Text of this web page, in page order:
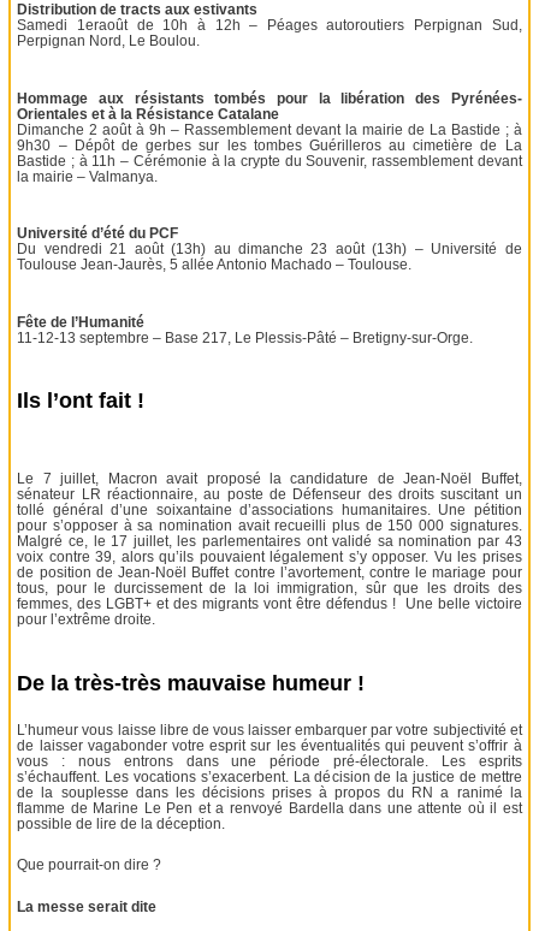
Distribution de tracts aux estivants
Samedi 1eraoût de 10h à 12h – Péages autoroutiers Perpignan Sud,
Perpignan Nord, Le Boulou.
Hommage aux résistants tombés pour la libération des Pyrénées-
Orientales et à la Résistance Catalane
Dimanche 2 août à 9h – Rassemblement devant la mairie de La Bastide ; à
9h30 – Dépôt de gerbes sur les tombes Guérilleros au cimetière de La
Bastide ; à 11h – Cérémonie à la crypte du Souvenir, rassemblement devant
la mairie – Valmanya.
Université d’été du PCF
Du vendredi 21 août (13h) au dimanche 23 août (13h) – Université de
Toulouse Jean-Jaurès, 5 allée Antonio Machado – Toulouse.
Fête de l’Humanité
11-12-13 septembre – Base 217, Le Plessis-Pâté – Bretigny-sur-Orge.
Ils l’ont fait !
Le 7 juillet, Macron avait proposé la candidature de Jean-Noël Buffet,
sénateur LR réactionnaire, au poste de Défenseur des droits suscitant un
tollé général d’une soixantaine d’associations humanitaires. Une pétition
pour s’opposer à sa nomination avait recueilli plus de 150 000 signatures.
Malgré ce, le 17 juillet, les parlementaires ont validé sa nomination par 43
voix contre 39, alors qu’ils pouvaient légalement s’y opposer. Vu les prises
de position de Jean-Noël Buffet contre l’avortement, contre le mariage pour
tous, pour le durcissement de la loi immigration, sûr que les droits des
femmes, des LGBT+ et des migrants vont être défendus ! Une belle victoire
pour l’extrême droite.
De la très-très mauvaise humeur !
L’humeur vous laisse libre de vous laisser embarquer par votre subjectivité et
de laisser vagabonder votre esprit sur les éventualités qui peuvent s’offrir à
vous : nous entrons dans une période pré-électorale. Les esprits
s’échauffent. Les vocations s’exacerbent. La décision de la justice de mettre
de la souplesse dans les décisions prises à propos du RN a ranimé la
flamme de Marine Le Pen et a renvoyé Bardella dans une attente où il est
possible de lire de la déception.
Que pourrait-on dire ?
La messe serait dite